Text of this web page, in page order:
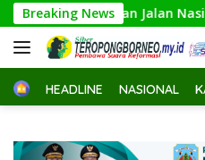
Langsung
ke
konten
Breaking NewsJalan Nasional
HomeHEADLINE NASIONAL